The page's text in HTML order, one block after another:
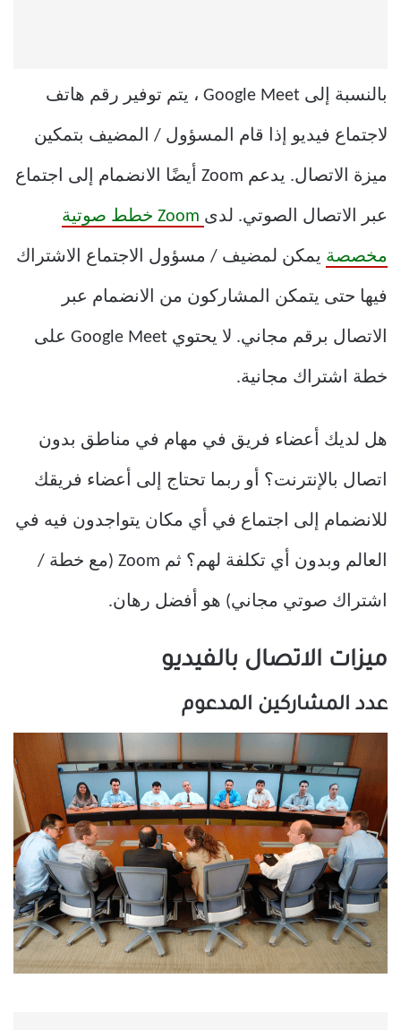
بالنسبة إلى Google Meet ، يتم توفير رقم هاتف
لاجتماع فيديو إذا قام المسؤول / المضيف بتمكين
ميزة الاتصال. يدعم Zoom أيضًا الانضمام إلى اجتماع
عبر الاتصال الصوتي. لدى Zoom خطط صوتية
مخصصة يمكن لمضيف / مسؤول الاجتماع الاشتراك
فيها حتى يتمكن المشاركون من الانضمام عبر
الاتصال برقم مجاني. لا يحتوي Google Meet على
خطة اشتراك مجانية.
هل لديك أعضاء فريق في مهام في مناطق بدون
اتصال بالإنترنت؟ أو ربما تحتاج إلى أعضاء فريقك
للانضمام إلى اجتماع في أي مكان يتواجدون فيه في
العالم وبدون أي تكلفة لهم؟ ثم Zoom (مع خطة /
اشتراك صوتي مجاني) هو أفضل رهان.
ميزات الاتصال بالفيديو
عدد المشاركين المدعوم